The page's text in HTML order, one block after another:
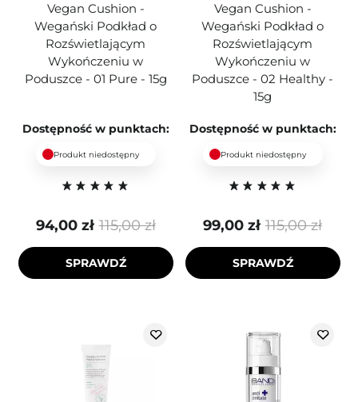
Vegan Cushion -
Wegański Podkład o
Rozświetlającym
Wykończeniu w
Poduszce - 01 Pure - 15g
Dostępność w punktach:
Produkt niedostępny
115,00 zł
94,00 zł
SPRAWDŹ
Vegan Cushion -
Wegański Podkład o
Rozświetlającym
Wykończeniu w
Poduszce - 02 Healthy -
15g
Dostępność w punktach:
Produkt niedostępny
115,00 zł
99,00 zł
SPRAWDŹ